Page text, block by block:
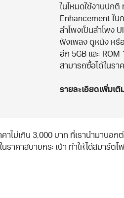
ในโหมดใช้งานปกติ
Enhancement ใน
ลำโพงเป็นลำโพง
ฟังเพลง ดูหนัง หรื
อีก 5GB และ
สามารถซื้อได้ในร
รายละเอียดเพิ่มเติ
าไม่เกิน 3,000 บาท ที่เรานำมาบอ
นราคาสบายกระเป๋า ทำให้ได้สมาร์